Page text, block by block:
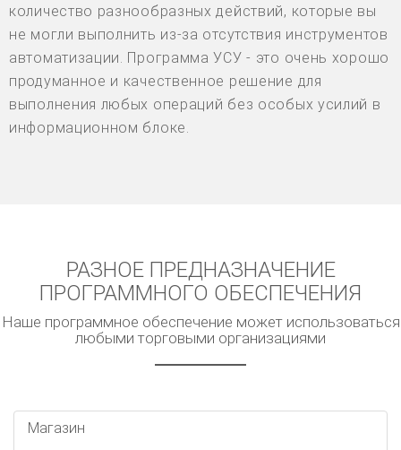
количество разнообразных действий, которые вы
не могли выполнить из-за отсутствия инструментов
автоматизации. Программа УСУ - это очень хорошо
продуманное и качественное решение для
выполнения любых операций без особых усилий в
информационном блоке.
РАЗНОЕ ПРЕДНАЗНАЧЕНИЕ
ПРОГРАММНОГО ОБЕСПЕЧЕНИЯ
Наше программное обеспечение может использоваться
любыми торговыми организациями
Магазин